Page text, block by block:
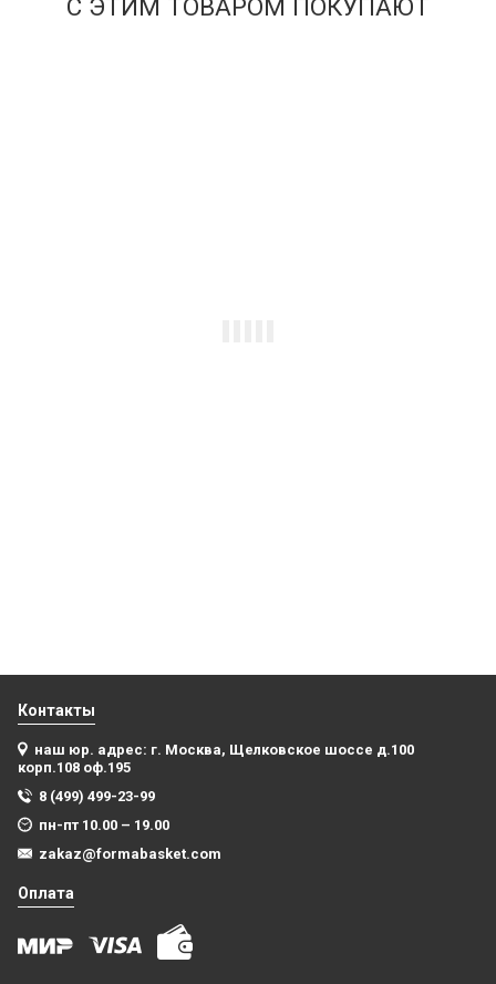
С ЭТИМ ТОВАРОМ ПОКУПАЮТ
New!
Контакты
наш юр. адрес: г. Москва, Щелковское шоссе д.100
корп.108 оф.195
8 (499) 499-23-99
пн-пт 10.00 – 19.00
zakaz@formabasket.com
Оплата